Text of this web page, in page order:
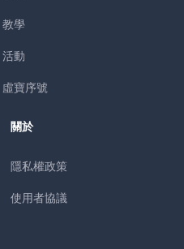
教學
活動
虛寶序號
關於
隱私權政策
使用者協議